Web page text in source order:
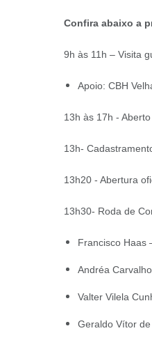
Confira abaixo a
9h às 11h – Visita
Apoio: CBH
13h às 17h -
13h-
13h20 - Abertura
13h30- Roda de
Francisco Haas
Andréa
Valter Vilela
Geraldo Vítor